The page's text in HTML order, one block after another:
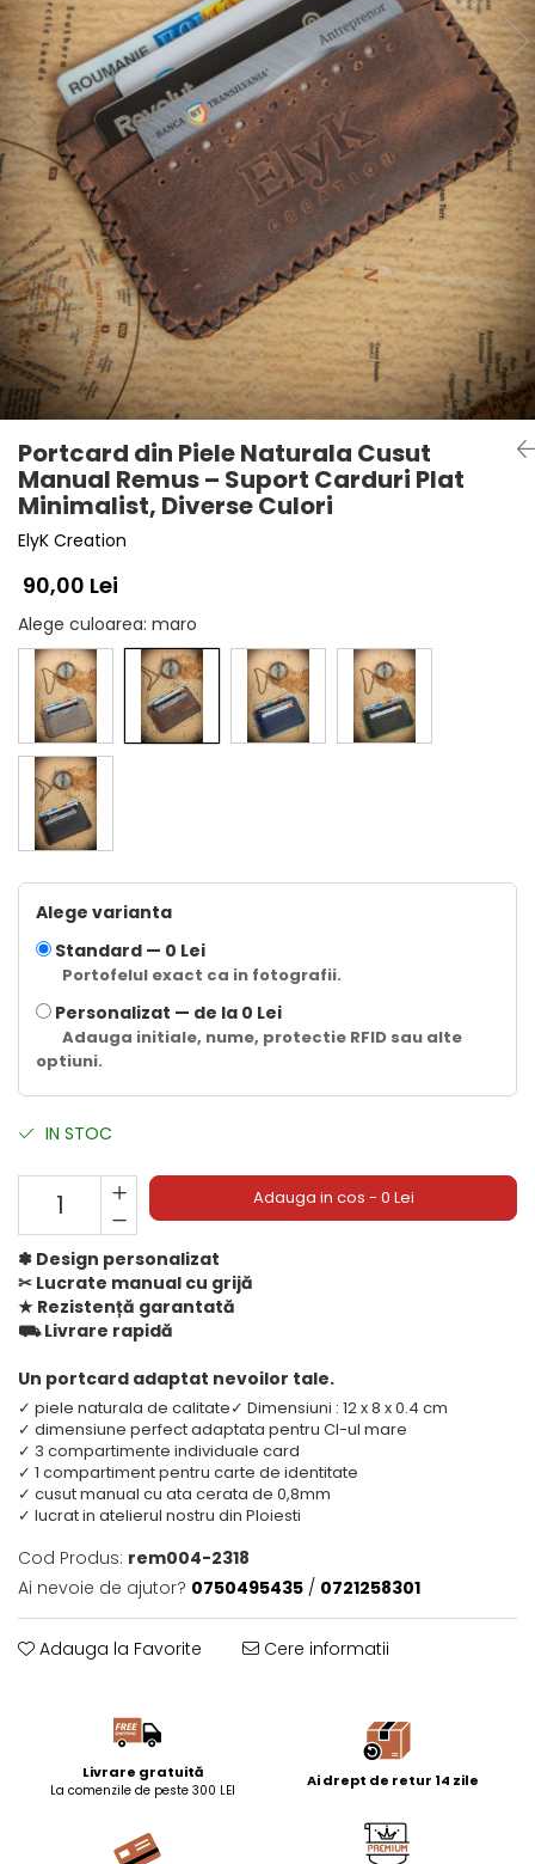
Portcard din Piele Naturala Cusut
Manual Remus – Suport Carduri Plat
Minimalist, Diverse Culori
ElyK Creation
90,00 Lei
Alege culoarea: maro
Alege varianta
Standard — 0 Lei
Portofelul exact ca in fotografii.
Personalizat — de la 0 Lei
Adauga initiale, nume, protectie RFID sau alte
optiuni.
IN STOC
Adauga in cos - 0 Lei
✽ Design personalizat
✂︎ Lucrate manual cu grijă
★ Rezistență garantată
⛟ Livrare rapidă
Un portcard adaptat nevoilor tale.
✓ piele naturala de calitate✓ Dimensiuni : 12 x 8 x 0.4 cm
✓ dimensiune perfect adaptata pentru CI-ul mare
✓ 3 compartimente individuale card
✓ 1 compartiment pentru carte de identitate
✓ cusut manual cu ata cerata de 0,8mm
✓ lucrat in atelierul nostru din Ploiesti
Cod Produs: rem004-2318
Ai nevoie de ajutor? 0750495435 / 0721258301
Adauga la Favorite Cere informatii
Livrare gratuită
La comenzile de peste 300 LEI Ai drept de retur 14 zile